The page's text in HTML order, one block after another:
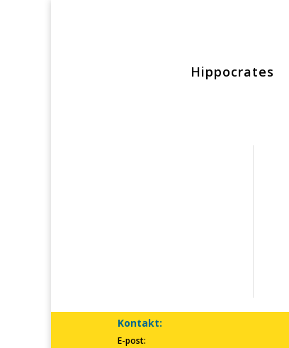
Hippocrates
Kontakt:
E-post: